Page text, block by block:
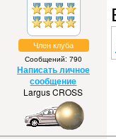
Член клуба
Сообщений: 790
Написать личное
сообщение
Largus CROSS